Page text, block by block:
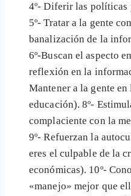
4º- Diferir las políticas
5º- Tratar a la gente
banalización de la
6º-Buscan el aspecto
reflexión en la
Mantener a la gente
educación). 8º-
complaciente con la
9º- Refuerzan la
eres el culpable de la
económicas). 10º-
«manejo» mejor que